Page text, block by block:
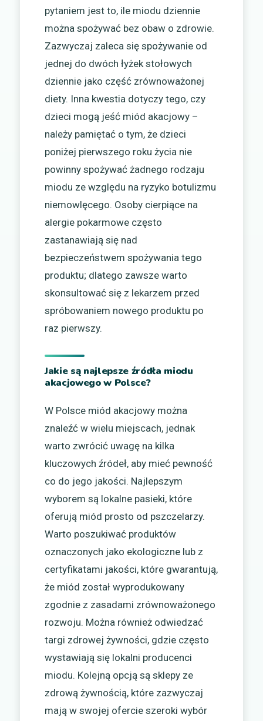
pytaniem jest to, ile miodu dziennie
można spożywać bez obaw o zdrowie.
Zazwyczaj zaleca się spożywanie od
jednej do dwóch łyżek stołowych
dziennie jako część zrównoważonej
diety. Inna kwestia dotyczy tego, czy
dzieci mogą jeść miód akacjowy –
należy pamiętać o tym, że dzieci
poniżej pierwszego roku życia nie
powinny spożywać żadnego rodzaju
miodu ze względu na ryzyko botulizmu
niemowlęcego. Osoby cierpiące na
alergie pokarmowe często
zastanawiają się nad
bezpieczeństwem spożywania tego
produktu; dlatego zawsze warto
skonsultować się z lekarzem przed
spróbowaniem nowego produktu po
raz pierwszy.
Jakie są najlepsze źródła miodu
akacjowego w Polsce?
W Polsce miód akacjowy można
znaleźć w wielu miejscach, jednak
warto zwrócić uwagę na kilka
kluczowych źródeł, aby mieć pewność
co do jego jakości. Najlepszym
wyborem są lokalne pasieki, które
oferują miód prosto od pszczelarzy.
Warto poszukiwać produktów
oznaczonych jako ekologiczne lub z
certyfikatami jakości, które gwarantują,
że miód został wyprodukowany
zgodnie z zasadami zrównoważonego
rozwoju. Można również odwiedzać
targi zdrowej żywności, gdzie często
wystawiają się lokalni producenci
miodu. Kolejną opcją są sklepy ze
zdrową żywnością, które zazwyczaj
mają w swojej ofercie szeroki wybór